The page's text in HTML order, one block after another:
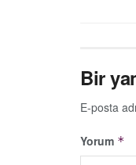
Bir
E-posta
Yorum *